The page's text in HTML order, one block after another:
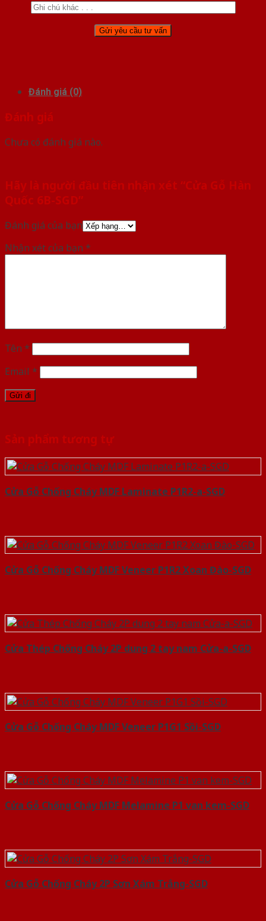
Đánh giá (0)
Đánh giá
Chưa có đánh giá nào.
Hãy là người đầu tiên nhận xét “Cửa Gỗ Hàn
Quốc 6B-SGD”
Đánh giá của bạn
Nhận xét của bạn *
Tên *
Email *
Sản phẩm tương tự
Cửa Gỗ Chống Cháy MDF Laminate P1R2-a-SGD
Cửa Gỗ Chống Cháy MDF Veneer P1R2 Xoan Đào-SGD
Cửa Thép Chống Cháy 2P dung 2 tay nam Cửa-a-SGD
Cửa Gỗ Chống Cháy MDF Veneer P1G1 Sồi-SGD
Cửa Gỗ Chống Cháy MDF Melamine P1 van kem-SGD
Cửa Gỗ Chống Cháy 2P Sơn Xám Trắng-SGD